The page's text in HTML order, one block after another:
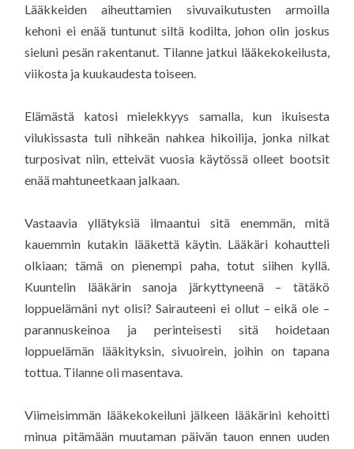
Lääkkeiden aiheuttamien sivuvaikutusten armoilla
kehoni ei enää tuntunut siltä kodilta, johon olin joskus
sieluni pesän rakentanut. Tilanne jatkui lääkekokeilusta,
viikosta ja kuukaudesta toiseen.
Elämästä katosi mielekkyys samalla, kun ikuisesta
vilukissasta tuli nihkeän nahkea hikoilija, jonka nilkat
turposivat niin, etteivät vuosia käytössä olleet bootsit
enää mahtuneetkaan jalkaan.
Vastaavia yllätyksiä ilmaantui sitä enemmän, mitä
kauemmin kutakin lääkettä käytin. Lääkäri kohautteli
olkiaan; tämä on pienempi paha, totut siihen kyllä.
Kuuntelin lääkärin sanoja järkyttyneenä – tätäkö
loppuelämäni nyt olisi? Sairauteeni ei ollut – eikä ole –
parannuskeinoa ja perinteisesti sitä hoidetaan
loppuelämän lääkityksin, sivuoirein, joihin on tapana
tottua. Tilanne oli masentava.
Viimeisimmän lääkekokeiluni jälkeen lääkärini kehoitti
minua pitämään muutaman päivän tauon ennen uuden